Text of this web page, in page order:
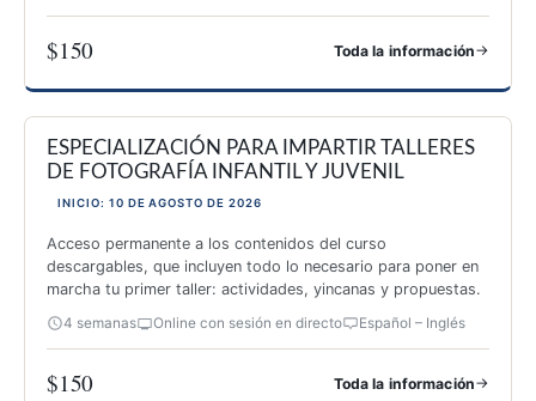
$150 Toda la información→
ESPECIALIZACIÓN PARA IMPARTIR TALLERES
DE FOTOGRAFÍA INFANTIL Y JUVENIL
INICIO: 10 DE AGOSTO DE 2026
Acceso permanente a los contenidos del curso
descargables, que incluyen todo lo necesario para poner en
marcha tu primer taller: actividades, yincanas y propuestas.
4 semanas Online con sesión en directo Español – Inglés
$150 Toda la información→